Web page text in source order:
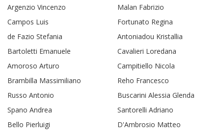
Argenzio Vincenzo
Malan Fabrizio
Campos Luis
Fortunato Regina
de Fazio Stefania
Antoniadou Kristallia
Bartoletti Emanuele
Cavalieri Loredana
Amoroso Arturo
Campitiello Nicola
Brambilla Massimiliano
Reho Francesco
Russo Antonio
Buscarini Alessia Glenda
Spano Andrea
Santorelli Adriano
Bello Pierluigi
D'Ambrosio Matteo